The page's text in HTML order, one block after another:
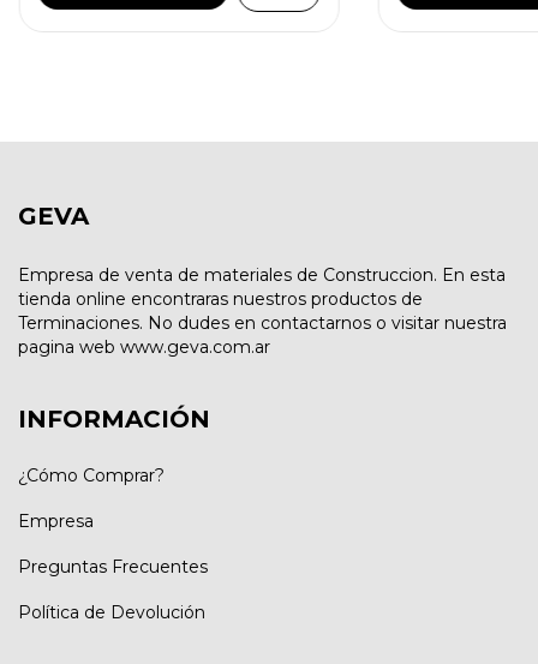
GEVA
Empresa de venta de materiales de Construccion. En esta
tienda online encontraras nuestros productos de
Terminaciones. No dudes en contactarnos o visitar nuestra
pagina web www.geva.com.ar
INFORMACIÓN
¿Cómo Comprar?
Empresa
Preguntas Frecuentes
Política de Devolución